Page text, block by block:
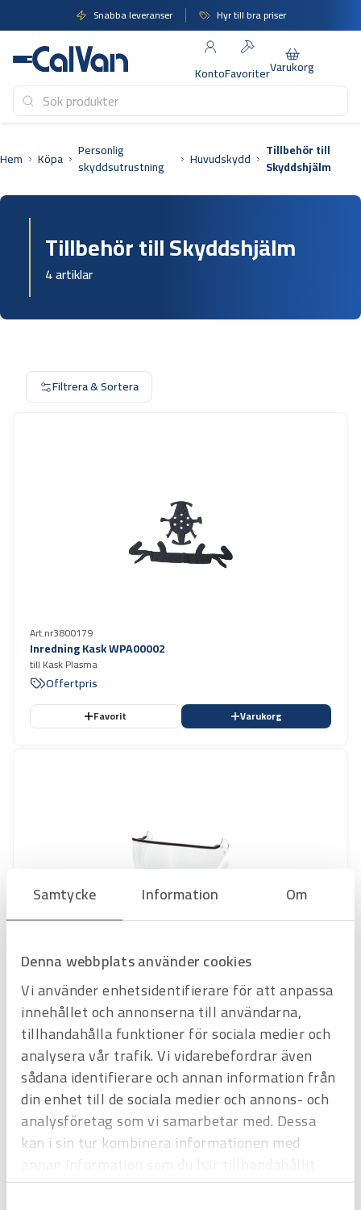
Samtycke Information Om
Denna webbplats använder cookies
Vi använder enhetsidentifierare för att anpassa
innehållet och annonserna till användarna,
tillhandahålla funktioner för sociala medier och
analysera vår trafik. Vi vidarebefordrar även
sådana identifierare och annan information från
din enhet till de sociala medier och annons- och
analysföretag som vi samarbetar med. Dessa
kan i sin tur kombinera informationen med
eller som de har samlat in när du har använt
till
innehåll
Snabba leveranser Hyr till bra priser
KontoFavoriterVarukorg
Hem Köpa
Personlig
skyddsutrustning
Huvudskydd
Tillbehör till
Skyddshjälm
Tillbehör till Skyddshjälm
4 artiklar
Filtrera & Sortera
Art.nr3800179
Inredning Kask WPA00002
till Kask Plasma
Offertpris
Favorit Varukorg
3800178
Visir till Kask Plasma
Klar, Visor V2 plus
Offertpris
Favorit Varukorg